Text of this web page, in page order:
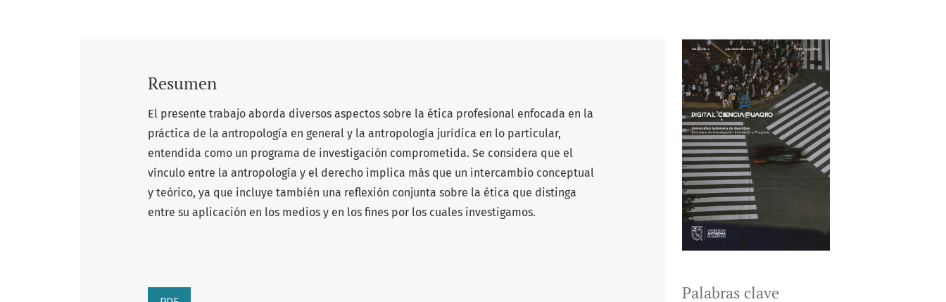
Palabras clave
Resumen
El presente trabajo aborda diversos aspectos sobre la ética profesional enfocada en la
práctica de la antropología en general y la antropología jurídica en lo particular,
entendida como un programa de investigación comprometida. Se considera que el
vínculo entre la antropología y el derecho implica más que un intercambio conceptual
y teórico, ya que incluye también una reflexión conjunta sobre la ética que distinga
entre su aplicación en los medios y en los fines por los cuales investigamos.